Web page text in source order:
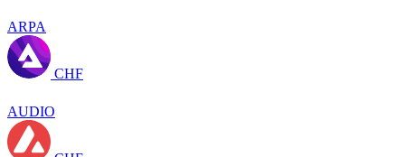
ARPA
CHF
AUDIO